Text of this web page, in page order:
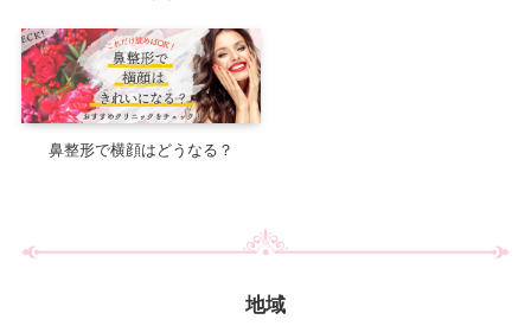
鼻整形で横顔はどうなる？
地域